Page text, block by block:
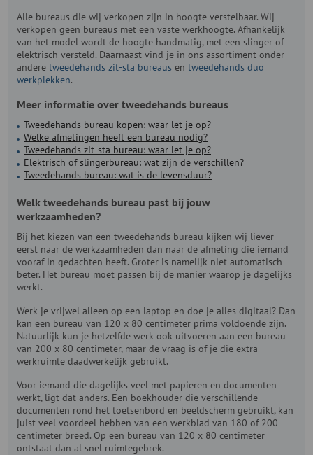
Alle bureaus die wij verkopen zijn in hoogte verstelbaar. Wij
verkopen geen bureaus met een vaste werkhoogte. Afhankelijk
van het model wordt de hoogte handmatig, met een slinger of
elektrisch versteld. Daarnaast vind je in ons assortiment onder
andere tweedehands zit-sta bureaus en tweedehands duo
werkplekken.
Meer informatie over tweedehands bureaus
Tweedehands bureau kopen: waar let je op?
Welke afmetingen heeft een bureau nodig?
Tweedehands zit-sta bureau: waar let je op?
Elektrisch of slingerbureau: wat zijn de verschillen?
Tweedehands bureau: wat is de levensduur?
Welk tweedehands bureau past bij jouw
werkzaamheden?
Bij het kiezen van een tweedehands bureau kijken wij liever
eerst naar de werkzaamheden dan naar de afmeting die iemand
vooraf in gedachten heeft. Groter is namelijk niet automatisch
beter. Het bureau moet passen bij de manier waarop je dagelijks
werkt.
Werk je vrijwel alleen op een laptop en doe je alles digitaal? Dan
kan een bureau van 120 x 80 centimeter prima voldoende zijn.
Natuurlijk kun je hetzelfde werk ook uitvoeren aan een bureau
van 200 x 80 centimeter, maar de vraag is of je die extra
werkruimte daadwerkelijk gebruikt.
Voor iemand die dagelijks veel met papieren en documenten
werkt, ligt dat anders. Een boekhouder die verschillende
documenten rond het toetsenbord en beeldscherm gebruikt, kan
juist veel voordeel hebben van een werkblad van 180 of 200
centimeter breed. Op een bureau van 120 x 80 centimeter
ontstaat dan al snel ruimtegebrek.